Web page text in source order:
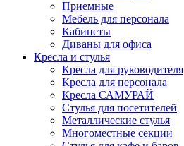
Приемные
Мебель для персонала
Кабинеты
Диваны для офиса
Кресла и стулья
Кресла для руководителя
Кресла для персонала
Кресла САМУРАЙ
Стулья для посетителей
Металлические стулья
Многоместные секции